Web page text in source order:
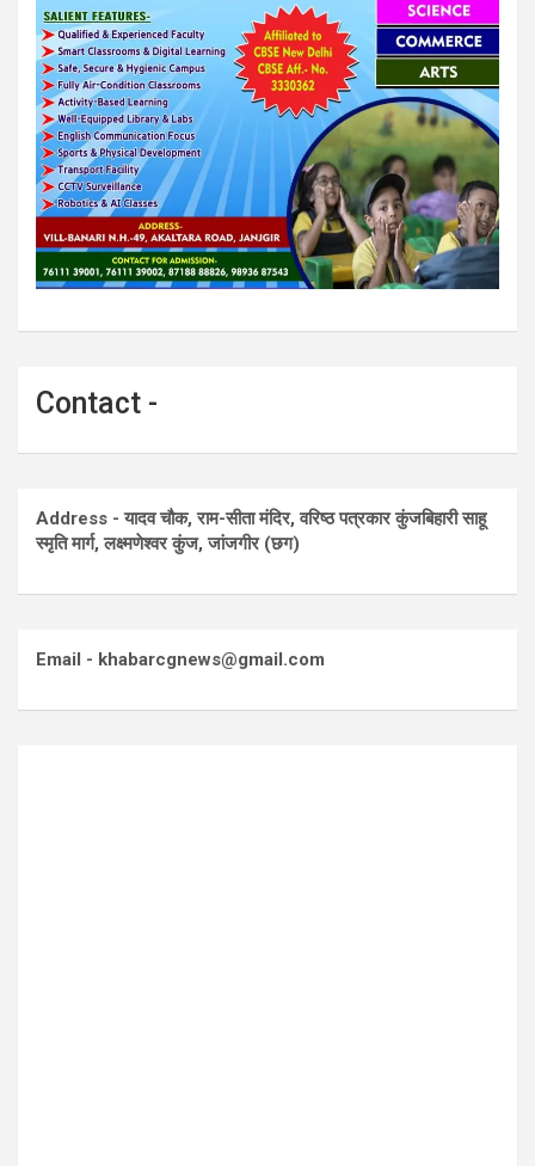
Contact -
Address - यादव चौक, राम-सीता मंदिर, वरिष्ठ पत्रकार कुंजबिहारी साहू
स्मृति मार्ग, लक्ष्मणेश्वर कुंज, जांजगीर (छग)
Email - khabarcgnews@gmail.com